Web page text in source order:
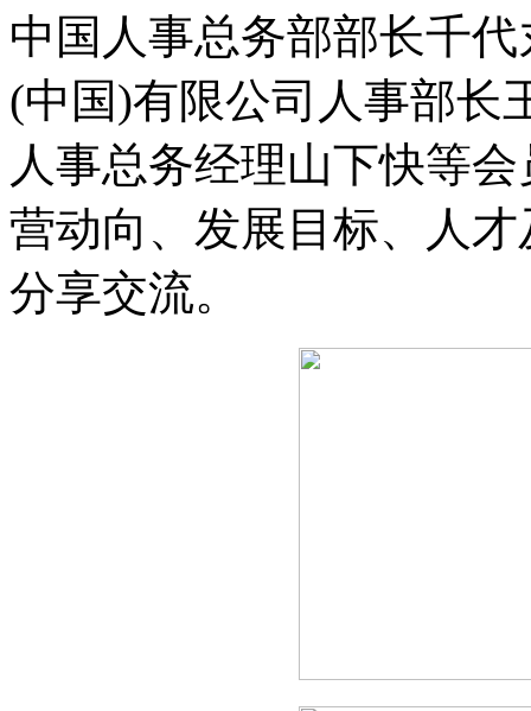
中国人事总务部部长千
(中国)有限公司人事部长
人事总务经理山下快等
营动向、发展目标、人
分享交流。